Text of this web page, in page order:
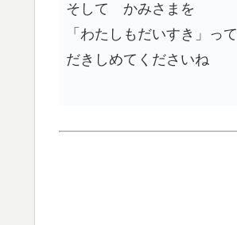
そして かみさまを
「わたしもだいすき」って
だきしめてくださいね